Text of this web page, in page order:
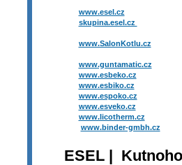
www.esel.cz
skupina.esel.cz
www.SalonKotlu.cz
www.guntamatic.cz
www.esbeko.cz
www.esbiko.cz
www.espoko.cz
www.esveko.cz
www.licotherm.cz
www.binder-gmbh.cz
ESEL |